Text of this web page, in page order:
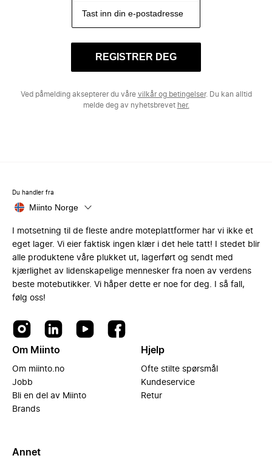
REGISTRER DEG
Ved påmelding aksepterer du våre vilkår og betingelser. Du kan alltid
melde deg av nyhetsbrevet her.
Du handler fra
Miinto Norge
I motsetning til de fleste andre moteplattformer har vi ikke et
eget lager. Vi eier faktisk ingen klær i det hele tatt! I stedet blir
alle produktene våre plukket ut, lagerført og sendt med
kjærlighet av lidenskapelige mennesker fra noen av verdens
beste motebutikker. Vi håper dette er noe for deg. I så fall,
følg oss!
Om Miinto
Om miinto.no
Jobb
Bli en del av Miinto
Brands
Hjelp
Ofte stilte spørsmål
Kundeservice
Retur
Annet